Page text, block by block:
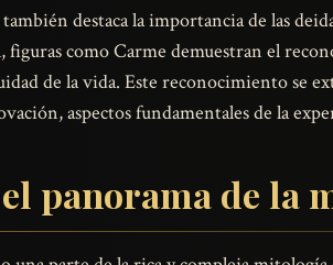
destaca la importancia de las
como Carme demuestran el
de la vida. Este reconocimiento se
aspectos fundamentales de la
panorama de la